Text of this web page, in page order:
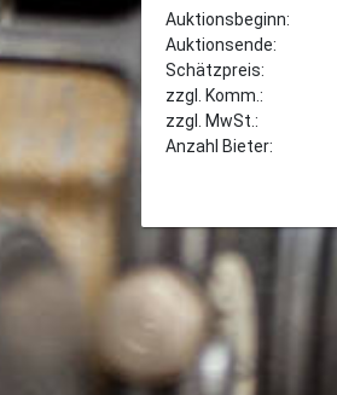
Auktionsbeginn:
Auktionsende:
Schätzpreis:
zzgl. Komm.:
zzgl. MwSt.:
Anzahl Bieter: